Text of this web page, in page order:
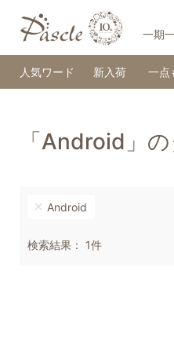
一期
人気ワード 新入荷 一点
「Android」
Android
検索結果： 1件